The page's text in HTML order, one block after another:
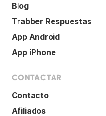
Blog
Trabber Respuestas
App Android
App iPhone
CONTACTAR
Contacto
Afiliados